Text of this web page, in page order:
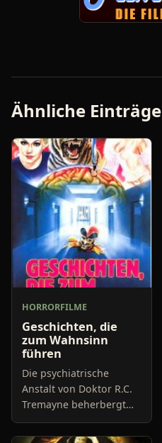
Ähnliche Einträge
HORRORFILME
Geschichten, die
zum Wahnsinn
führen
Die psychiatrische
Anstalt von Doktor R.C.
Tremayne beherbergt
ziemlich merkwürdige
Patienten: Ein kleiner